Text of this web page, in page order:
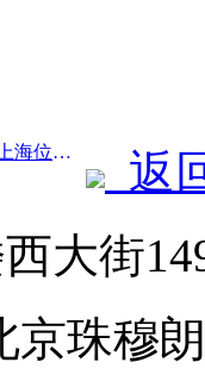
前一篇：2026年全球酒店发展：上海位居客房新增量榜首
返
大街
京珠